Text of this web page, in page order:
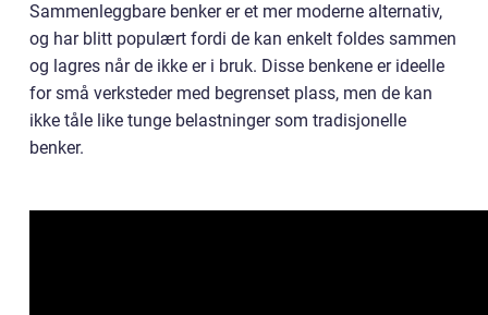
Sammenleggbare benker er et mer moderne alternativ,
og har blitt populært fordi de kan enkelt foldes sammen
og lagres når de ikke er i bruk. Disse benkene er ideelle
for små verksteder med begrenset plass, men de kan
ikke tåle like tunge belastninger som tradisjonelle
benker.